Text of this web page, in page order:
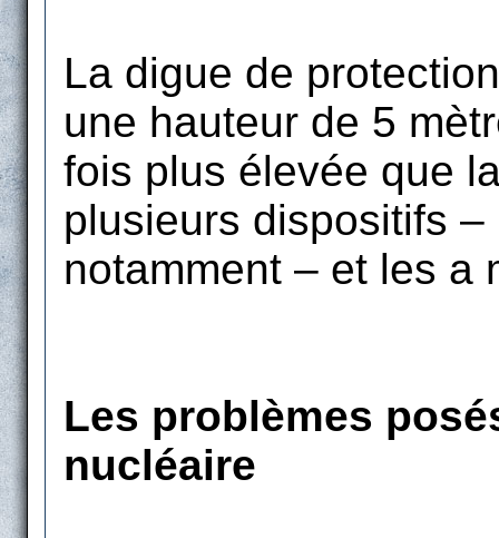
La digue de
une hauteur de 5
fois plus élevée que
plusieurs dispositifs
notamment – et les a
Les problèmes
nucléaire